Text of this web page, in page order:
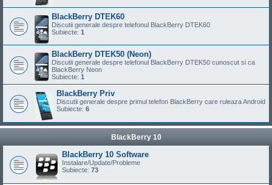
BlackBerry DTEK60
Discutii generale despre telefonul BlackBerry DTEK60
Subiecte: 1
BlackBerry DTEK50 (Neon)
Discutii generale despre telefonul BlackBerry DTEK50 cunoscut si ca
BlackBerry Neon
Subiecte: 1
BlackBerry Priv
Discutii generale despre primul telefon BlackBerry care ruleaza Android
Subiecte: 6
BlackBerry 10
BlackBerry 10 Software
Instalare/Update/Probleme
Subiecte: 73